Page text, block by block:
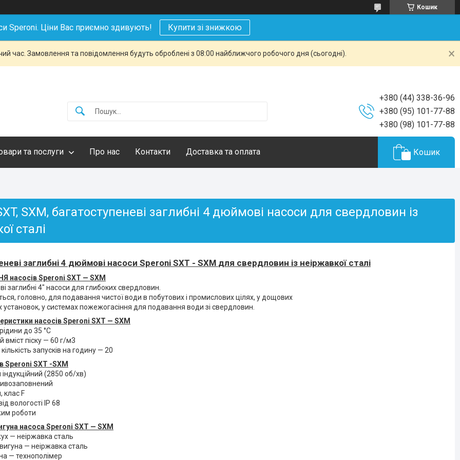
Кошик
Speroni. Ціни Вас приємно здивують! Купити зі знижкою
час. Замовлення та повідомлення будуть оброблені з 08:00 найближчого робочого дня (сьогодні).
+380 (44) 338-36-96
+380 (95) 101-77-88
+380 (98) 101-77-88
та послуги Про нас Контакти Доставка та оплата Кошик
SXM, багатоступеневі заглибні 4 дюймові насоси для свердловин із
сталі
заглибні 4 дюймові насоси Speroni SXТ - SXM для свердловин із неіржавкої сталі
насосів Speroni SXT — SXM
заглибні 4" насоси для глибоких свердловин.
головно, для подавання чистої води в побутових і промислових цілях, у дощових
установок, у системах пожежогасіння для подавання води зі свердловин.
насосів Speroni SXT — SXM
до 35 °C
піску — 60 г/м3
запусків на годину — 20
Speroni SXT -SXM
(2850 об/хв)
клас F
вологості IP 68
роботи
насоса Speroni SXT — SXM
— неіржавка сталь
— неіржавка сталь
— технополімер